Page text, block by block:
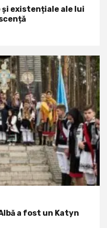
existențiale ale lui
a fost un Katyn